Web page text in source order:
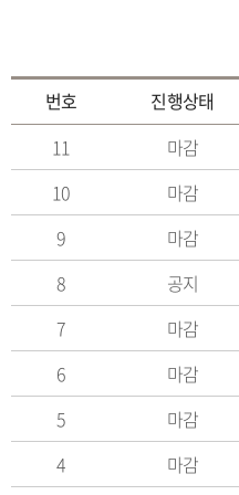
번호
진행상태
11
마감
10 마감
9 마감
8 공지
7 마감
6 마감
5 마감
4 마감